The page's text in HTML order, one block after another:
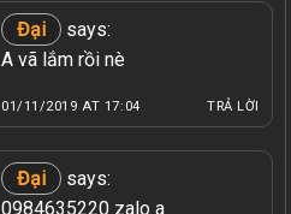
Đại
says:
A vã lắm rồi nè
01/11/2019 AT 17:04 TRẢ LỜI
Đại
says:
0984635220 zalo a